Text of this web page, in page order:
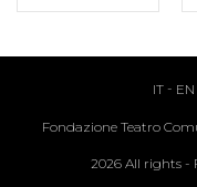
IT- EN
Fondazione Teatro
2026 All rights -